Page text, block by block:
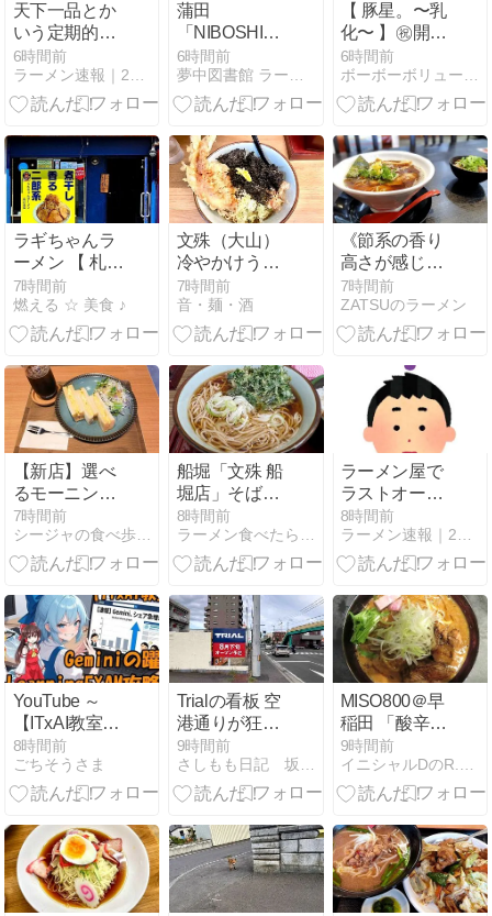
天下一品とか
いう定期的に
行っては「こ
んなもん
か…」ってな
wwwwwww
6時間前
蒲田
「NIBOSHIMANIA」！
煮干しの限界
突破！20種類
の旨味が凝縮
ブ・マニア・
ニボプレッ
ソ」
6時間前
【 豚星。〜乳
化〜 】㊗️開
店！マニアも
ビビる破壊力
つけ麺。
6時間前
ラギちゃんラ
ーメン 【 札幌
の二郎系ラー
メン 】☆ 塩つ
け麺 ♪
7時間前
燃える ☆ 美食 ♪
文殊（大山）
冷やかけうど
ん＋岩のり＋
ゲソ天
7時間前
音・麺・酒
《節系の香り
高さが感じら
れる和風な醤
油ラーメン!》
らぁ麺 井上商
7時間前
ZATSUのラーメン
【新店】選べ
るモーニング
も充実！新鵜
沼駅前にお洒
落なカフェが
ン/Glow.cafe
7時間前
シージャの食べ歩きブログ〜東海ツゥレポ
船堀「文殊 船
堀店」そば定
食＋春菊天
8時間前
ラーメン食べたら書くブログ
ラーメン屋で
ラストオーダ
ー5分前に入
店するの迷
惑？
8時間前
ラーメン速報｜2chまとめブログ
YouTube ～
【ITxAI教室】
e-
LearningEXAM
攻略法と
【ゆっくり解
説】
8時間前
ごちそうさま
Trialの看板 空
港通りが狂乱
の一日になる
オープンを告
知している
9時間前
さしもも日記 坂の上の雲松山市から
MISO800＠早
稲田 「酸辛味
噌らーめん」
9時間前
イニシャルDのR.O.T.F.麺！